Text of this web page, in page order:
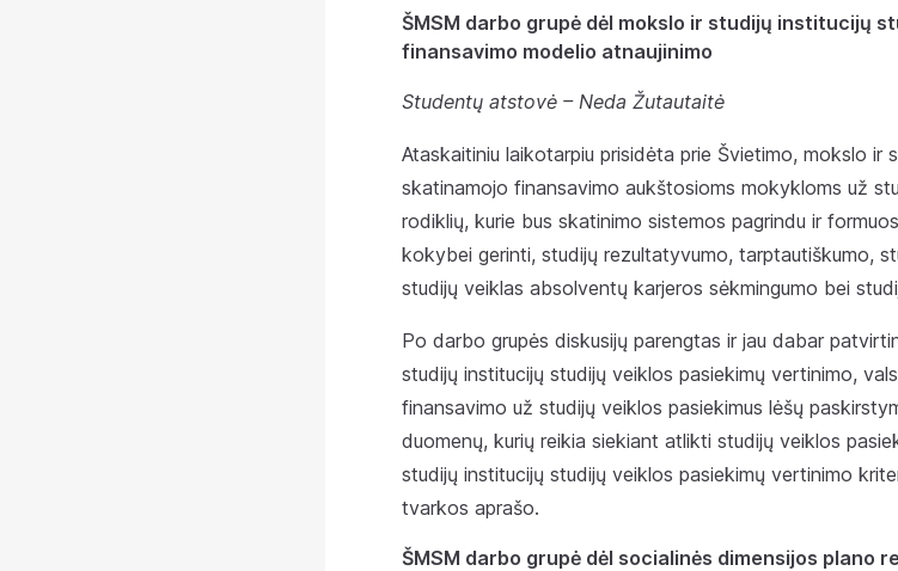
ŠMSM darbo grupė dėl mokslo ir studijų institucijų
finansavimo modelio atnaujinimo
Studentų atstovė – Neda Žutautaitė
Ataskaitiniu laikotarpiu prisidėta prie Švietimo, mokslo ir
skatinamojo finansavimo aukštosioms mokykloms už
rodiklių, kurie bus skatinimo sistemos pagrindu ir
kokybei gerinti, studijų rezultatyvumo, tarptautiškumo,
studijų veiklas absolventų karjeros sėkmingumo bei
Po darbo grupės diskusijų parengtas ir jau dabar
studijų institucijų studijų veiklos pasiekimų vertinimo,
finansavimo už studijų veiklos pasiekimus lėšų
duomenų, kurių reikia siekiant atlikti studijų veiklos
studijų institucijų studijų veiklos pasiekimų vertinimo
tvarkos aprašo.
ŠMSM darbo grupė dėl socialinės dimensijos plano